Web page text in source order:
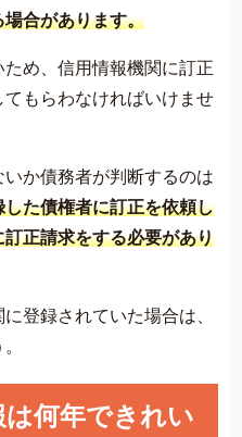
合があります。
め、信用情報機関に訂正
もらわなければいけませ
か債務者が判断するのは
た債権者に訂正を依頼し
正請求をする必要があり
登録されていた場合は、
何年できれい